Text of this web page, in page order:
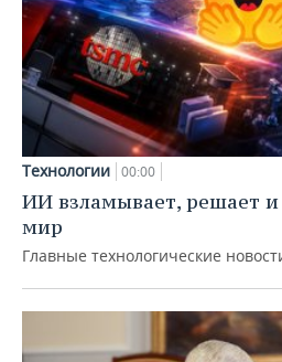
Технологии 00:00
ИИ взламывает, решает и
мир
Главные технологические